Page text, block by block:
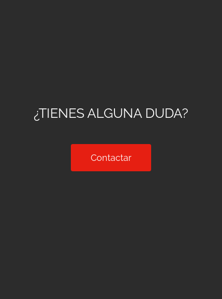
¿TIENES ALGUNA DUDA?
Contactar